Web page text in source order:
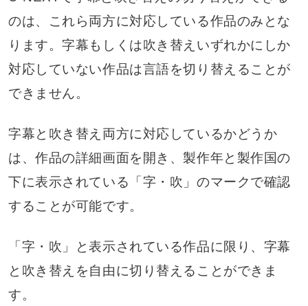
のは、これら両方に対応している作品のみとな
ります。字幕もしくは吹き替えいずれかにしか
対応していない作品は言語を切り替えることが
できません。
字幕と吹き替え両方に対応しているかどうか
は、作品の詳細画面を開き、製作年と製作国の
下に表示されている「字・吹」のマークで確認
することが可能です。
「字・吹」と表示されている作品に限り、字幕
と吹き替えを自由に切り替えることができま
す。